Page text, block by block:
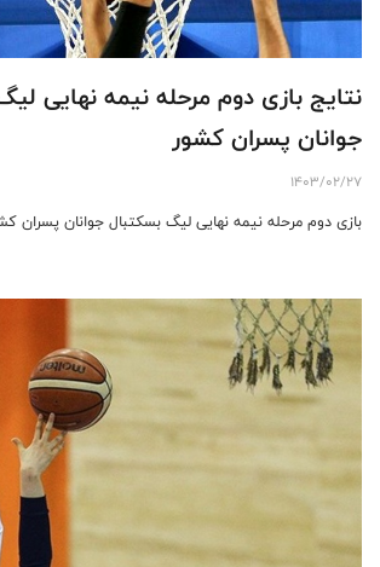
نتایج بازی دوم مرحله نیمه نهایی
جوانان پسران کشور
1403/02/27
بازی دوم مرحله نیمه نهایی لیگ بسکتبال جوانان پسران